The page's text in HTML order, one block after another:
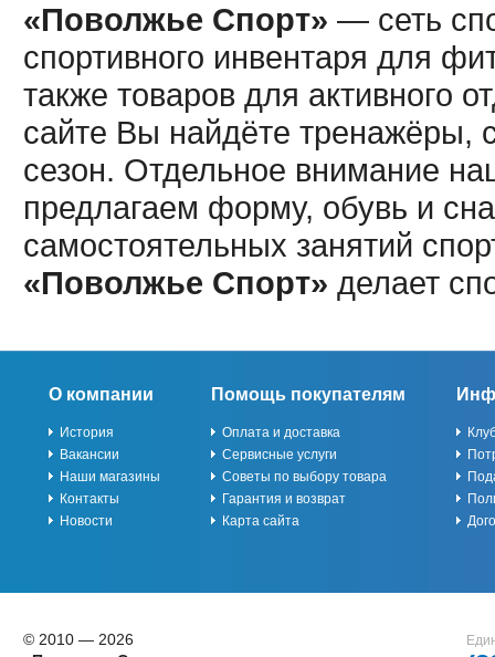
«Поволжье Спорт» — сеть
спортивного инвентаря для
также товаров для активного
сайте Вы найдёте тренажёры,
сезон. Отдельное внимание
предлагаем форму, обувь и
самостоятельных занятий
«Поволжье Спорт» делает
О компании
История
Вакансии
Наши магазины
Контакты
Новости
Помощь покупателям
Оплата и доставка
Сервисные услуги
Советы по выбору товара
Гарантия и возврат
Карта сайта
© 2010 — 2026